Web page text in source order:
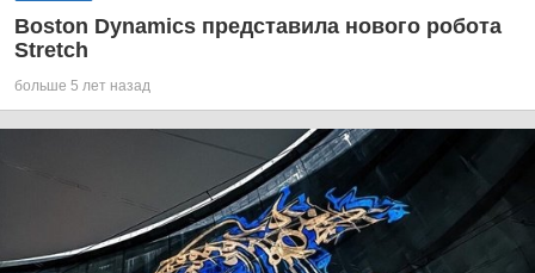
Boston Dynamics представила нового робота
Stretch
больше 5 лет назад